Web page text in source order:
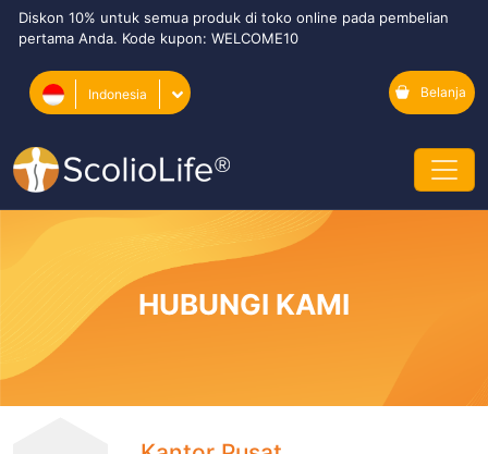
Diskon 10% untuk semua produk di toko online pada pembelian
pertama Anda. Kode kupon: WELCOME10
Indonesia Belanja
HUBUNGI KAMI